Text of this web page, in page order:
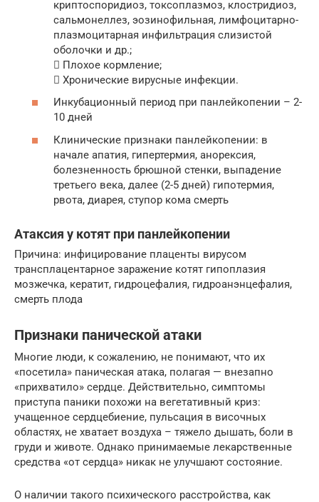
криптоспоридиоз, токсоплазмоз, клостридиоз,
сальмонеллез, эозинофильная, лимфоцитарно-
плазмоцитарная инфильтрация слизистой
оболочки и др.;
 Плохое кормление;
 Хронические вирусные инфекции.
Инкубационный период при панлейкопении – 2-
10 дней
Клинические признаки панлейкопении: в
начале апатия, гипертермия, анорексия,
болезненность брюшной стенки, выпадение
третьего века, далее (2-5 дней) гипотермия,
рвота, диарея, ступор кома смерть
Атаксия у котят при панлейкопении
Причина: инфицирование плаценты вирусом
трансплацентарное заражение котят гипоплазия
мозжечка, кератит, гидроцефалия, гидроанэнцефалия,
смерть плода
Признаки панической атаки
Многие люди, к сожалению, не понимают, что их
«посетила» паническая атака, полагая — внезапно
«прихватило» сердце. Действительно, симптомы
приступа паники похожи на вегетативный криз:
учащенное сердцебиение, пульсация в височных
областях, не хватает воздуха – тяжело дышать, боли в
груди и животе. Однако принимаемые лекарственные
средства «от сердца» никак не улучшают состояние.
О наличии такого психического расстройства, как